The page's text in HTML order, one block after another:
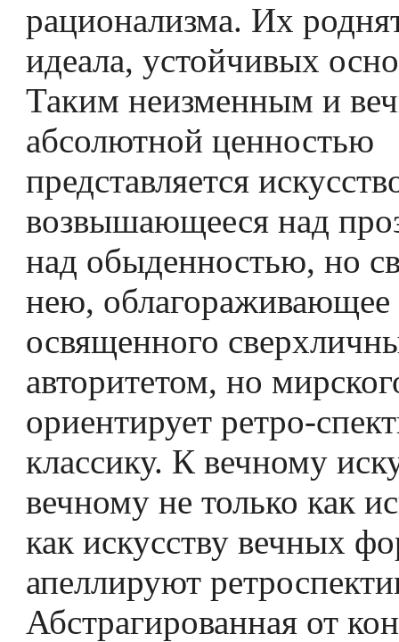
рационализма. Их
идеала, устойчивых
Таким неизменным и
абсолютной ценностью
представляется
возвышающееся над
над обыденностью, но
нею,
освященного
авторитетом, но
ориентирует ретро-
классику. К вечному
вечному не только как
как искусству вечных
апеллируют
Абстрагированная от